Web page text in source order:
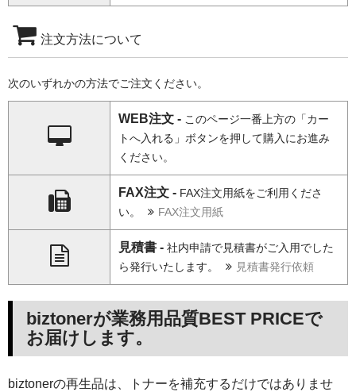
注文方法について
次のいずれかの方法でご注文ください。
WEB注文 - このページ一番上方の「カー
トへ入れる」ボタンを押して購入にお進み
ください。
FAX注文 - FAX注文用紙をご利用くださ
い。
FAX注文用紙
見積書 - 社内申請で見積書がご入用でした
ら発行いたします。
見積書発行依頼
biztonerが業務用品質BEST PRICEで
お届けします。
biztonerの再生品は、トナーを補充するだけではありませ